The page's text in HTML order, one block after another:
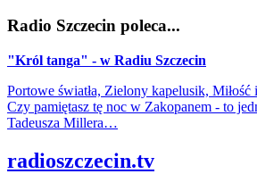
Radio Szczecin poleca...
"Król tanga" - w Radiu Szczecin
Portowe światła, Zielony kapelusik,
Czy pamiętasz tę noc w Zakopanem - to
Tadeusza Millera…
radioszczecin.tv